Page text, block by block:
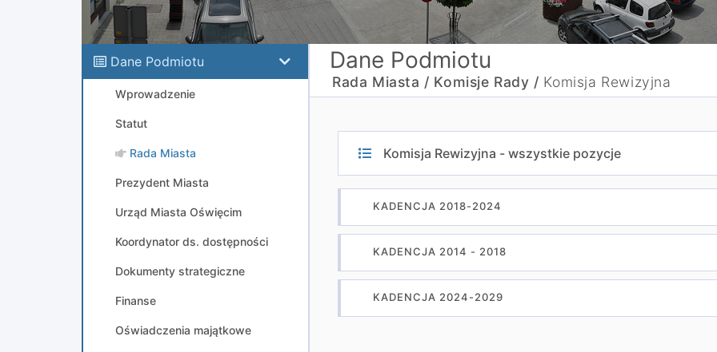
Dane Podmiotu
Wprowadzenie
Statut
Rada Miasta
Prezydent Miasta
Urząd Miasta Oświęcim
Koordynator ds. dostępności
Dokumenty strategiczne
Finanse
Oświadczenia majątkowe
Dane Podmiotu
Rada Miasta / Komisje Rady / Komisja Rewizyjna
Komisja Rewizyjna - wszystkie pozycje
KADENCJA 2018-2024
KADENCJA 2014 - 2018
KADENCJA 2024-2029